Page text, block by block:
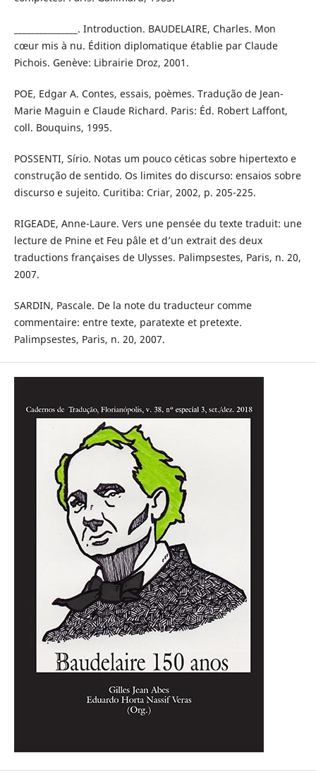
_______________. Introduction. BAUDELAIRE, Charles. Mon
cœur mis à nu. Édition diplomatique établie par Claude
Pichois. Genève: Librairie Droz, 2001.
POE, Edgar A. Contes, essais, poèmes. Tradução de Jean-
Marie Maguin e Claude Richard. Paris: Éd. Robert Laffont,
coll. Bouquins, 1995.
POSSENTI, Sírio. Notas um pouco céticas sobre hipertexto e
construção de sentido. Os limites do discurso: ensaios sobre
discurso e sujeito. Curitiba: Criar, 2002, p. 205-225.
RIGEADE, Anne-Laure. Vers une pensée du texte traduit: une
lecture de Pnine et Feu pâle et d’un extrait des deux
traductions françaises de Ulysses. Palimpsestes, Paris, n. 20,
2007.
SARDIN, Pascale. De la note du traducteur comme
commentaire: entre texte, paratexte et pretexte.
Palimpsestes, Paris, n. 20, 2007.